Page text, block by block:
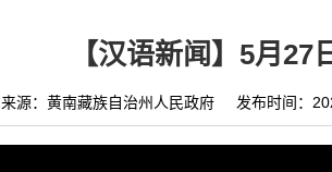
【汉语新闻】5月27
来源：黄南藏族自治州人民政府 发布时间：